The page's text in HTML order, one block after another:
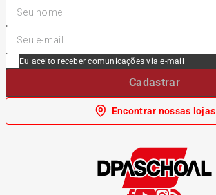
Eu aceito receber comunicações via e-mail
Cadastrar
Encontrar nossas lojas